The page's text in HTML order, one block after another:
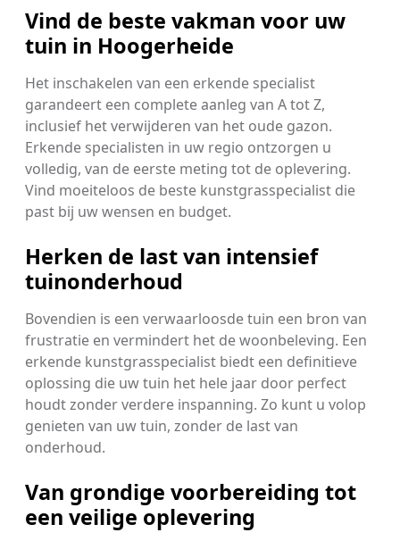
Vind de beste vakman voor uw
tuin in Hoogerheide
Het inschakelen van een erkende specialist
garandeert een complete aanleg van A tot Z,
inclusief het verwijderen van het oude gazon.
Erkende specialisten in uw regio ontzorgen u
volledig, van de eerste meting tot de oplevering.
Vind moeiteloos de beste kunstgrasspecialist die
past bij uw wensen en budget.
Herken de last van intensief
tuinonderhoud
Bovendien is een verwaarloosde tuin een bron van
frustratie en vermindert het de woonbeleving. Een
erkende kunstgrasspecialist biedt een definitieve
oplossing die uw tuin het hele jaar door perfect
houdt zonder verdere inspanning. Zo kunt u volop
genieten van uw tuin, zonder de last van
onderhoud.
Van grondige voorbereiding tot
een veilige oplevering